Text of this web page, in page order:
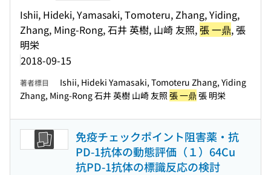
Ishii, Hideki, Yamasaki, Tomoteru, Zhang, Yiding,
Zhang, Ming-Rong, 石井 英樹, 山崎 友照,張 一鼎, 張
明栄
2018-09-15
著者標目
Ishii, Hideki Yamasaki, Tomoteru Zhang, Yiding
Zhang, Ming-Rong 石井 英樹 山崎 友照 張 一鼎 張 明栄
免疫チェックポイント阻害薬・抗
PD-1抗体の動態評価（１）64Cu
抗PD-1抗体の標識反応の検討